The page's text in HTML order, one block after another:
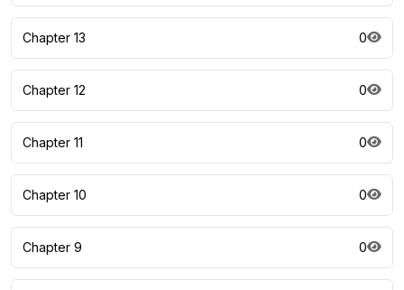
Chapter 13 0
Chapter 12 0
Chapter 11 0
Chapter 10 0
Chapter 9 0